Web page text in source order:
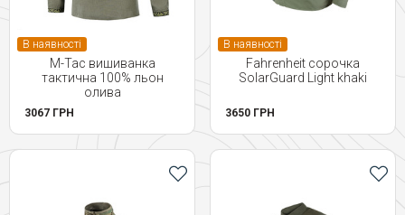
В наявності
M-Tac вишиванка
тактична 100% льон
олива
3067 ГРН
В наявності
Fahrenheit сорочка
SolarGuard Light khaki
3650 ГРН